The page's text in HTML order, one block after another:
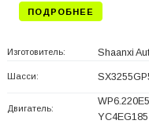
ПОДРОБНЕЕ
Изготовитель: Shaanxi
Шасси:
Двигатель: